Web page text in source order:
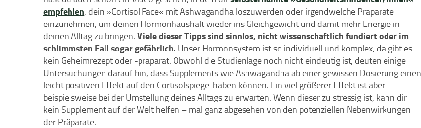
empfehlen, dein »Cortisol Face« mit Ashwagandha loszuwerden oder irgendwelche Präparate
einzunehmen, um deinen Hormonhaushalt wieder ins Gleichgewicht und damit mehr Energie in
deinen Alltag zu bringen. Viele dieser Tipps sind sinnlos, nicht wissenschaftlich fundiert oder im
schlimmsten Fall sogar gefährlich. Unser Hormonsystem ist so individuell und komplex, da gibt es
kein Geheimrezept oder -präparat. Obwohl die Studienlage noch nicht eindeutig ist, deuten einige
Untersuchungen darauf hin, dass Supplements wie Ashwagandha ab einer gewissen Dosierung einen
leicht positiven Effekt auf den Cortisolspiegel haben können. Ein viel größerer Effekt ist aber
beispielsweise bei der Umstellung deines Alltags zu erwarten. Wenn dieser zu stressig ist, kann dir
kein Supplement auf der Welt helfen – mal ganz abgesehen von den potenziellen Nebenwirkungen
der Präparate.